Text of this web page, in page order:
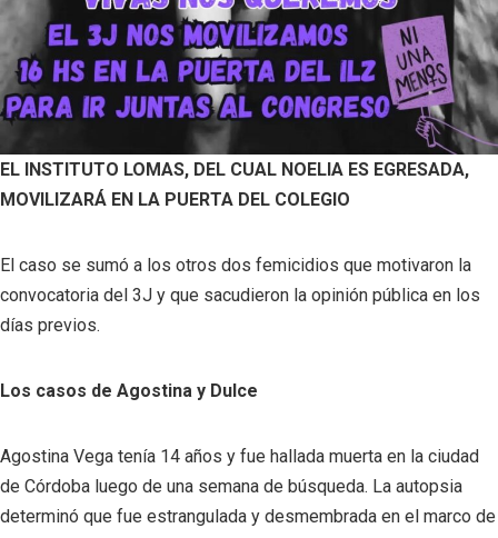
EL INSTITUTO LOMAS, DEL CUAL NOELIA ES EGRESADA,
MOVILIZARÁ EN LA PUERTA DEL COLEGIO
El caso se sumó a los otros dos femicidios que motivaron la
convocatoria del 3J y que sacudieron la opinión pública en los
días previos.
Los casos de Agostina y Dulce
Agostina Vega tenía 14 años y fue hallada muerta en la ciudad
de Córdoba luego de una semana de búsqueda. La autopsia
determinó que fue estrangulada y desmembrada en el marco de